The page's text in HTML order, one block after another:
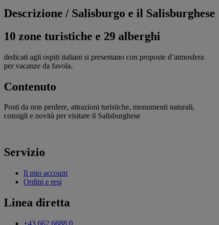
Descrizione / Salisburgo e il Salisburghese
10 zone turistiche e 29 alberghi
dedicati agli ospiti italiani si presentano con proposte d’atmosfera
per vacanze da favola.
Contenuto
Posti da non perdere, attrazioni turistiche, monumenti naturali,
consigli e novità per visitare il Salisburghese
Servizio
Il mio account
Ordini e resi
Linea diretta
+43 662 6688 0